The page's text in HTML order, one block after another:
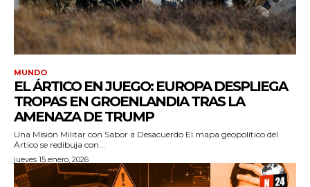
MUNDO
EL ÁRTICO EN JUEGO: EUROPA DESPLIEGA
TROPAS EN GROENLANDIA TRAS LA
AMENAZA DE TRUMP
Una Misión Militar con Sabor a Desacuerdo El mapa geopolítico del
Ártico se redibuja con...
jueves 15 enero, 2026